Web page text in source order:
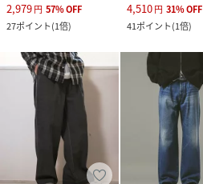
2,979円 57%OFF
27ポイント(1倍)
4,510円 31%OFF
41ポイント(1倍)